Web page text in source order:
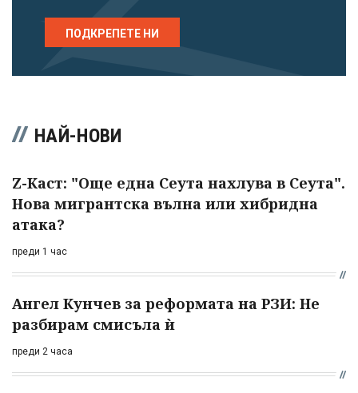
ПОДКРЕПЕТЕ НИ
НАЙ-НОВИ
Z-Каст: "Още една Сеута нахлува в Сеута".
Нова мигрантска вълна или хибридна
атака?
преди 1 час
Ангел Кунчев за реформата на РЗИ: Не
разбирам смисъла ѝ
преди 2 часа